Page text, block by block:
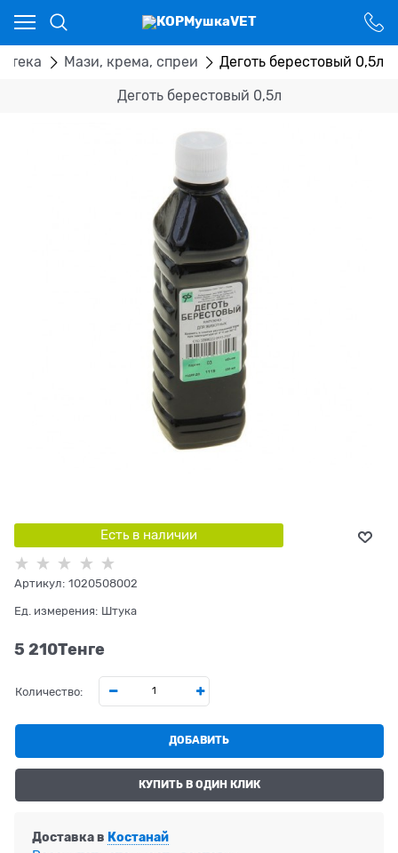
Мази, крема, спреи Деготь берестовый 0,5л
Деготь берестовый 0,5л
Есть в наличии
Артикул: 1020508002
Ед. измерения: Штука
5 210Tенге
Количество:
ДОБАВИТЬ
КУПИТЬ В ОДИН КЛИК
Доставка в Костанай
Ваш город - Костанай,
угадали?
ДА